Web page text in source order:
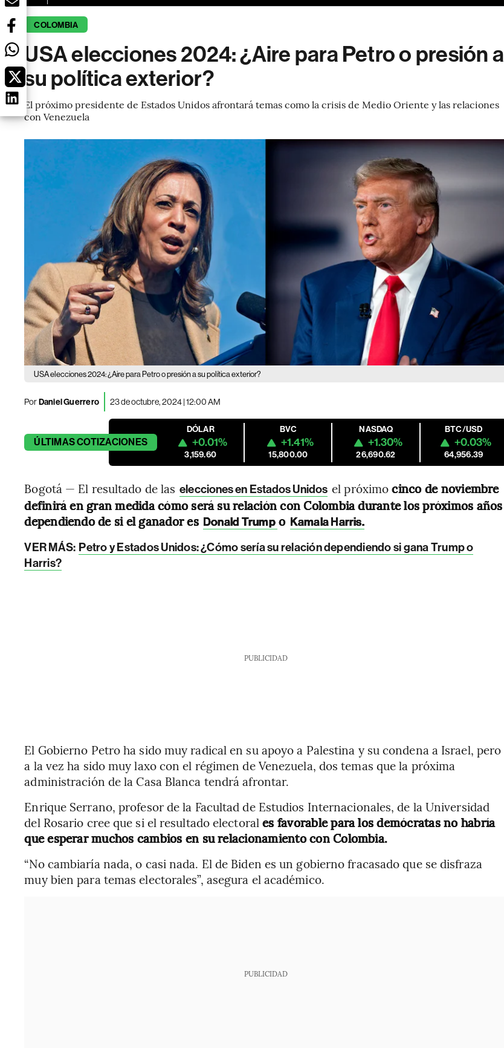
COLOMBIA
USA elecciones 2024: ¿Aire para Petro o presión a
su política exterior?
El próximo presidente de Estados Unidos afrontará temas como la crisis de Medio Oriente y las relaciones
con Venezuela
USA elecciones 2024: ¿Aire para Petro o presión a su política exterior?
PorDaniel Guerrero 23 de octubre, 2024 | 12:00 AM
ÚLTIMASCOTIZACIONES
DÓLAR
+0.01%
3,159.60
BVC
+1.41%
15,800.00
NASDAQ
+1.30%
26,690.62
BTC/USD
+0.03%
64,956.39
Bogotá — El resultado de las elecciones en Estados Unidos el próximocinco de noviembre
definirá en gran medida cómo será su relación con Colombia durante los próximos años
dependiendo de si el ganador es Donald Trump o Kamala Harris.
VER MÁS: Petro y Estados Unidos: ¿Cómo sería su relación dependiendo si gana Trump o
Harris?
PUBLICIDAD
El Gobierno Petro ha sido muy radical en su apoyo a Palestina y su condena a Israel, pero
a la vez ha sido muy laxo con el régimen de Venezuela, dos temas que la próxima
administración de la Casa Blanca tendrá afrontar.
Enrique Serrano, profesor de la Facultad de Estudios Internacionales, de la Universidad
del Rosario cree que si el resultado electorales favorable para los demócratas no habría
que esperar muchos cambios en su relacionamiento con Colombia.
“No cambiaría nada, o casi nada. El de Biden es un gobierno fracasado que se disfraza
muy bien para temas electorales”, asegura el académico.
PUBLICIDAD